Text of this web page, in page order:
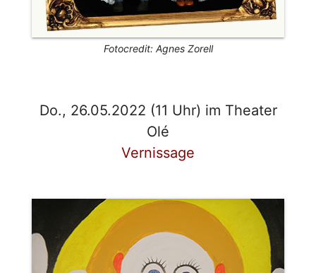
Fotocredit: Agnes Zorell
Do., 26.05.2022 (11 Uhr) im Theater
Olé
Vernissage